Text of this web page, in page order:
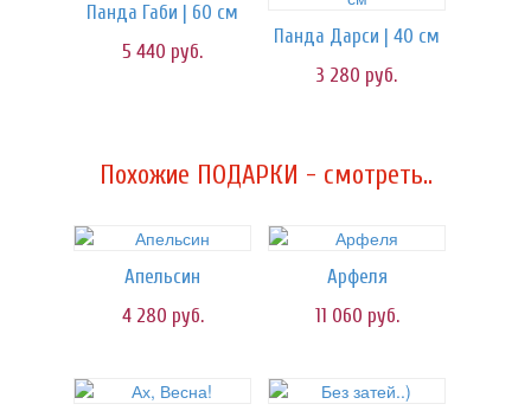
Панда Габи | 60 см
5 440 руб.
Панда Дарси | 40 см
3 280 руб.
Похожие ПОДАРКИ - смотреть..
Апельсин
4 280 руб.
Арфеля
11 060 руб.